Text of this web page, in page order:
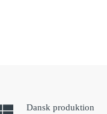
Dansk produktion